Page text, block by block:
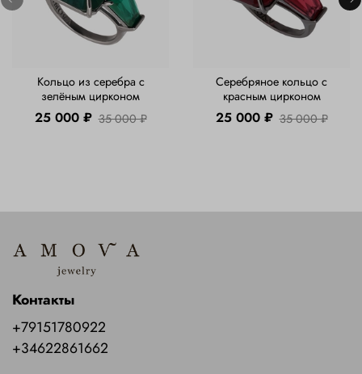
Кольцо из серебра с
зелёным цирконом
25 000 ₽ 35 000 ₽
Серебряное кольцо с
красным цирконом
25 000 ₽ 35 000 ₽
Контакты
+79151780922
+34622861662